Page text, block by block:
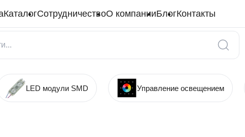
КаталогСотрудничествоО компанииБлогКонтакты
LED модули SMD Управление освещением